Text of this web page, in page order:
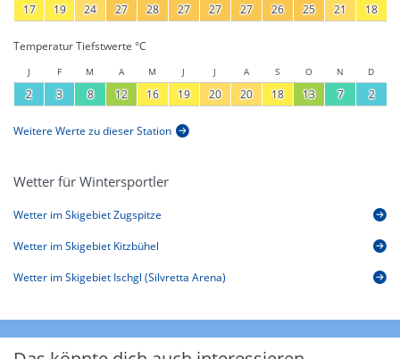
17 19 24 27 28 27 27 27 26 25 21 18
Temperatur Tiefstwerte °C
J F M A M J J A S O N D
2 3 8 12 16 19 20 20 18 13 7 2
Weitere Werte zu dieser Station
Wetter für Wintersportler
Wetter im Skigebiet Zugspitze
Wetter im Skigebiet Kitzbühel
Wetter im Skigebiet Ischgl (Silvretta Arena)